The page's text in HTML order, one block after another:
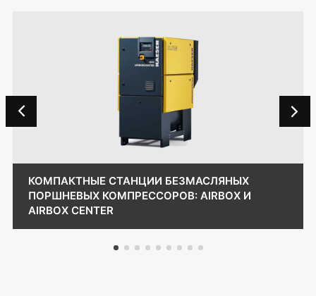
КОМПАКТНЫЕ СТАНЦИИ БЕЗМАСЛЯНЫХ
ПОРШНЕВЫХ КОМПРЕССОРОВ: AIRBOX И
AIRBOX CENTER
4 5 6 7 8 9